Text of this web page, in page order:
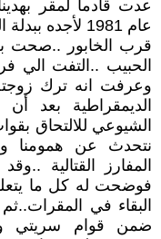
عدت قادماً لمقر
عام 1981
قرب الخابور ..صحت
الحبيب ..التفت الي
وعرفت انه ترك
الديمقراطية بعد
الشيوعي للالتحاق
نتحدث عن همومنا
المفارز القتالية
فوضحت له كل ما
البقاء في
ضمن قوام سريتي